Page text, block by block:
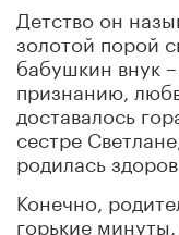
Детство он
золотой порой
бабушкин внук
признанию,
доставалось
сестре
родилась
Конечно,
горькие